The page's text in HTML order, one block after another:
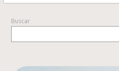
Buscar